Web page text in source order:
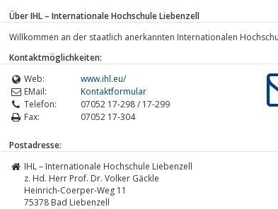
Über IHL – Internationale Hochschule Liebenzell
Willkommen an der staatlich anerkannten Internationalen
Kontaktmöglichkeiten:
Web:
www.ihl.eu/
EMail:
Kontaktformular
Telefon:
07052 17-298 / 17-299
Fax:
07052 17-304
Postadresse:
IHL – Internationale Hochschule Liebenzell
z. Hd. Herr Prof. Dr. Volker Gäckle
Heinrich-Coerper-Weg 11
75378 Bad Liebenzell